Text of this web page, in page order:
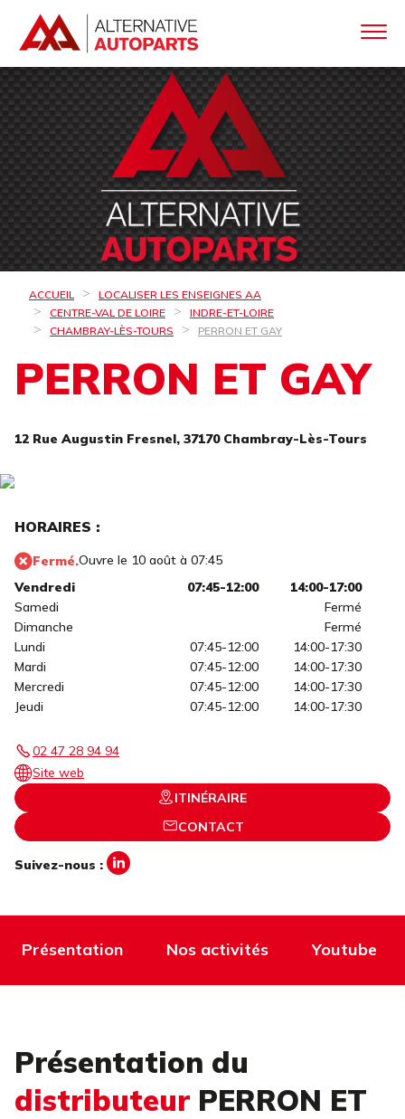
ACCUEIL
LOCALISER LES ENSEIGNES AA
CENTRE-VAL DE LOIRE
INDRE-ET-LOIRE
CHAMBRAY-LÈS-TOURS
PERRON ET GAY
PERRON ET GAY
12 Rue Augustin Fresnel, 37170 Chambray-Lès-Tours
HORAIRES :
Fermé.Ouvre le 10 août à 07:45
Vendredi
07:45-12:00
14:00-17:00
Samedi
Fermé
Dimanche
Fermé
Lundi
07:45-12:00
14:00-17:30
Mardi
07:45-12:00
14:00-17:30
Mercredi
07:45-12:00
14:00-17:30
Jeudi
07:45-12:00 14:00-17:30
02 47 28 94 94
Site web
ITINÉRAIRE
CONTACT
Suivez-nous :
Présentation Nos activités Youtube
Présentation du
distributeur PERRON ET